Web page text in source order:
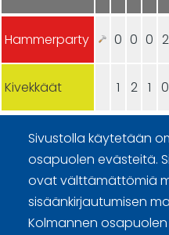
Hammerparty 0 0 0 2
Kivekkäät 1 2 1 0
Sivustolla käytetään
osapuolen evästeitä.
ovat välttämättömiä
sisäänkirjautumisen
Kolmannen
Curling Finland